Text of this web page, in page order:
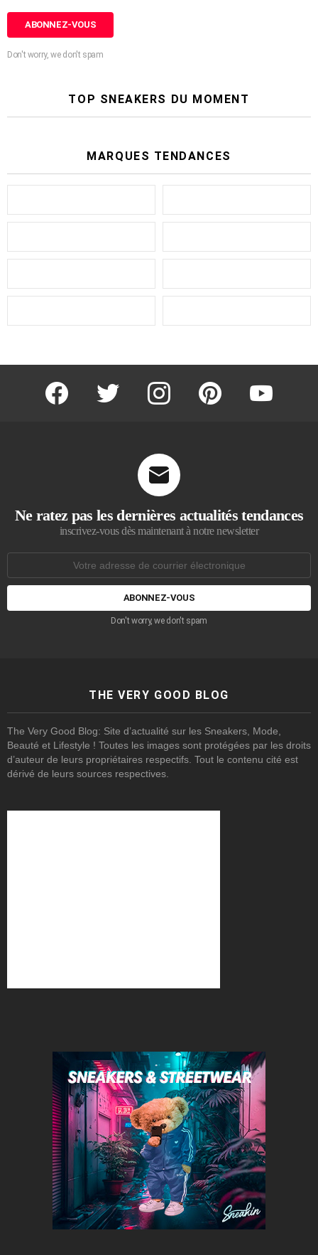
Don't worry, we don't spam
TOP SNEAKERS DU MOMENT
MARQUES TENDANCES
facebook twitter instagram pinterest youtube
Ne ratez pas les dernières actualités tendances
inscrivez-vous dès maintenant à notre newsletter
courrier
Don't worry, we don't spam
THE VERY GOOD BLOG
The Very Good Blog: Site d’actualité sur les Sneakers, Mode,
Beauté et Lifestyle ! Toutes les images sont protégées par les droits
d’auteur de leurs propriétaires respectifs. Tout le contenu cité est
dérivé de leurs sources respectives.